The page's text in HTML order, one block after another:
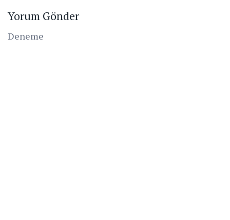
Yorum Gönder
Deneme